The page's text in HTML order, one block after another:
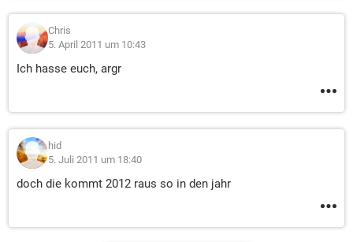
Chris
5. April 2011 um 10:43
Ich hasse euch, argr
hid
5. Juli 2011 um 18:40
doch die kommt 2012 raus so in den jahr